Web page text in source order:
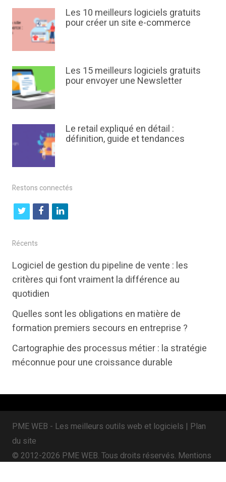
Les 10 meilleurs logiciels gratuits
pour créer un site e-commerce
Les 15 meilleurs logiciels gratuits
pour envoyer une Newsletter
Le retail expliqué en détail :
définition, guide et tendances
Restons connectés
t
i
t
t
e
f
b
o
k
l
e
i
n
Récents
Logiciel de gestion du pipeline de vente : les
critères qui font vraiment la différence au
quotidien
Quelles sont les obligations en matière de
formation premiers secours en entreprise ?
Cartographie des processus métier : la stratégie
méconnue pour une croissance durable
PME WEB - Les meilleurs outils web et logiciels | Plan
du site
© 2012-2026 PME WEB. Tous droits réservés. Mentions